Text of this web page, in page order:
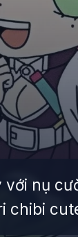
với nụ
chibi